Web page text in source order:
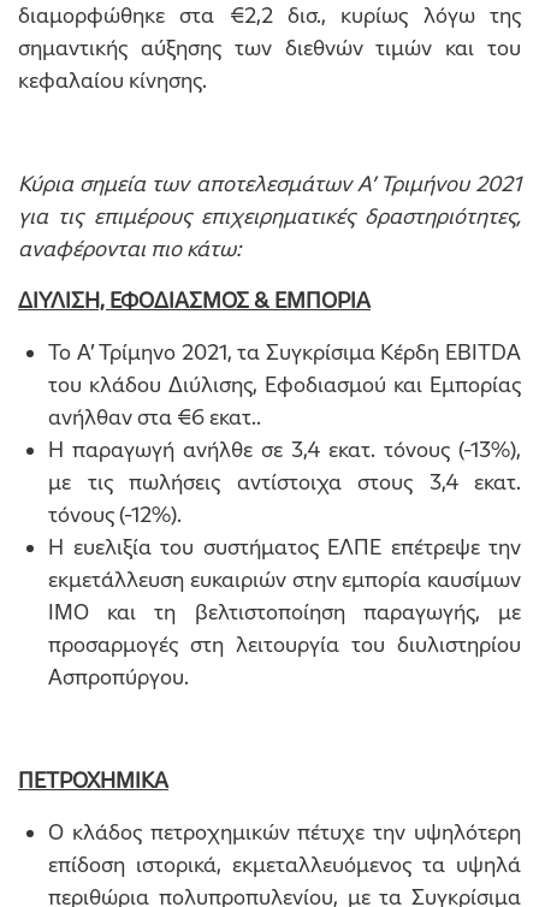
διαμορφώθηκε στα €2,2 δισ., κυρίως λόγω της
σημαντικής αύξησης των διεθνών τιμών και του
κεφαλαίου κίνησης.
Κύρια σημεία των αποτελεσμάτων Α’ Τριμήνου 2021
για τις επιμέρους επιχειρηματικές δραστηριότητες,
αναφέρονται πιο κάτω:
ΔΙΥΛΙΣΗ, ΕΦΟΔΙΑΣΜΟΣ & ΕΜΠΟΡΙΑ
Το Α’ Τρίμηνο 2021, τα Συγκρίσιμα Κέρδη EBITDA
του κλάδου Διύλισης, Εφοδιασμού και Εμπορίας
ανήλθαν στα €6 εκατ..
Η παραγωγή ανήλθε σε 3,4 εκατ. τόνους (-13%),
με τις πωλήσεις αντίστοιχα στους 3,4 εκατ.
τόνους (-12%).
Η ευελιξία του συστήματος ΕΛΠΕ επέτρεψε την
εκμετάλλευση ευκαιριών στην εμπορία καυσίμων
ΙΜΟ και τη βελτιστοποίηση παραγωγής, με
προσαρμογές στη λειτουργία του διυλιστηρίου
Ασπροπύργου.
ΠΕΤΡΟΧΗΜΙΚΑ
Ο κλάδος πετροχημικών πέτυχε την υψηλότερη
επίδοση ιστορικά, εκμεταλλευόμενος τα υψηλά
περιθώρια πολυπροπυλενίου, με τα Συγκρίσιμα